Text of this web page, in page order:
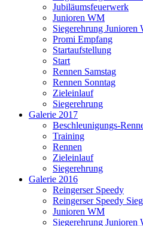
Jubiläumsfeuerwerk
Junioren WM
Siegerehrung Junioren
Promi Empfang
Startaufstellung
Start
Rennen Samstag
Rennen Sonntag
Zieleinlauf
Siegerehrung
Galerie 2017
Beschleunigungs-
Training
Rennen
Zieleinlauf
Siegerehrung
Galerie 2016
Reingerser Speedy
Reingerser Speedy
Junioren WM
Siegerehrung Junioren